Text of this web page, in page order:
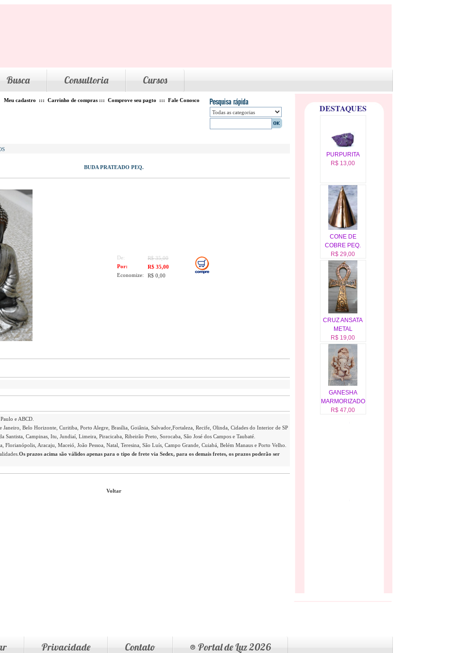
Busca Consultoria Cursos
Meu cadastro ::: Carrinho de compras::: Comprove seu pagto ::: Fale Conosco
BUDA PRATEADO PEQ.
De:
R$ 35,00
Por:
R$ 35,00
Economize:
R$ 0,00
e ABCD.
Janeiro, Belo Horizonte, Curitiba, Porto Alegre, Brasília, Goiânia, Salvador,Fortaleza, Recife, Olinda, Cidades do Interior de SP
Santista, Campinas, Itu, Jundiaí, Limeira, Piracicaba, Ribeirão Preto, Sorocaba, São José dos Campos e Taubaté.
Florianópolis, Aracaju, Maceió, João Pessoa, Natal, Teresina, São Luís, Campo Grande, Cuiabá, Belém Manaus e Porto Velho.
Os prazos acima são válidos apenas para o tipo de frete via Sedex, para os demais fretes, os prazos poderão ser
Voltar
DESTAQUES
PURPURITA
R$ 13,00
CONE DE
COBRE PEQ.
R$ 29,00
CRUZ ANSATA
METAL
R$ 19,00
GANESHA
MARMORIZADO
R$ 47,00
Privacidade Contato ® Portal de Luz 2026